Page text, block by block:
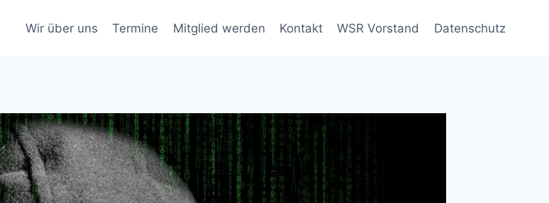
Wir über uns Termine Mitglied werden Kontakt WSR Vorstand Datenschutz